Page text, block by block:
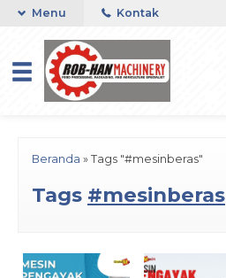
Menu Kontak
Beranda » Tags "#mesinberas"
Tags #mesinberas